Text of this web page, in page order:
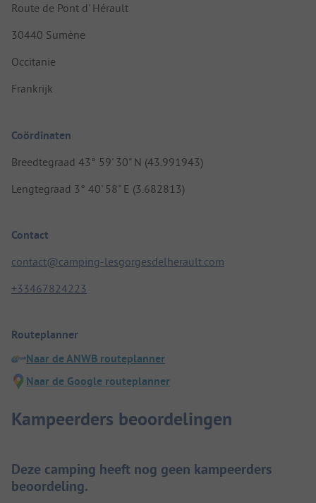
Route de Pont d' Hérault
30440 Sumène
Occitanie
Frankrijk
Coördinaten
Breedtegraad 43° 59' 30" N (43.991943)
Lengtegraad 3° 40' 58" E (3.682813)
Contact
contact@camping-lesgorgesdelherault.com
+33467824223
Routeplanner
Naar de ANWB routeplanner
Naar de Google routeplanner
Kampeerders beoordelingen
Deze camping heeft nog geen kampeerders
beoordeling.